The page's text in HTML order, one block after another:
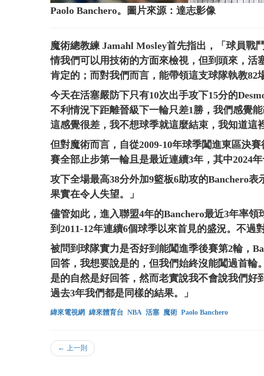
Paolo Banchero。圖片來源：達志影像
魔術總教練 Jamahl Mosley首先指出，「球員戰
情我們可以用技術的方面來檢視，但到頭來，活
肯定的；而對我們而言，能帶領這支球隊執教82
今天在活塞嚴防下只有10次出手攻下15分的
不利情況下距離晉級下一輪只差1勝，我們感覺
這感覺很差，我不想球季就這麼結束，我知道這
但對魔術而言，自從2009-10年球季闖進東區決
賽全部止步第一輪且是最近連續3年，其中2024
攻下全場最高38分外加9籃板6助攻的Banchero
果實在令人失望。」
儘管如此，進入聯盟4年的Banchero最近3年率領
到2011-12年連續6個球季以來首見的盛況。不過
被問到球隊實力是否好到能闖進季後賽第2輪，
回答，我想要說是的，但我們始終沒能闖過首輪
是的自然是好回答，然而老實說我不會說我們好
過去3年我們都是同樣的結果。」
緯來電視網 緯來體育台 NBA 活塞 魔術 Paolo Banchero
← 上一則